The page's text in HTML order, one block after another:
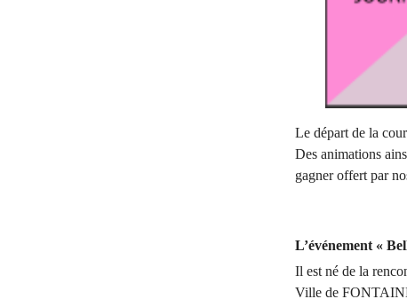
Le départ de la
Des animations
gagner offert par
L’événement «
Il est né de la
Ville de